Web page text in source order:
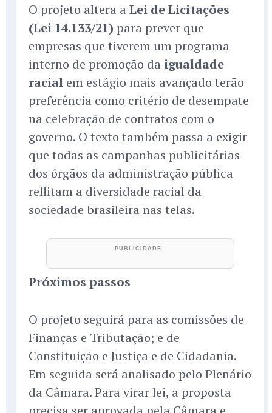
O projeto altera a Lei de Licitações
(Lei 14.133/21) para prever que
empresas que tiverem um programa
interno de promoção da igualdade
racial em estágio mais avançado terão
preferência como critério de desempate
na celebração de contratos com o
governo. O texto também passa a exigir
que todas as campanhas publicitárias
dos órgãos da administração pública
reflitam a diversidade racial da
sociedade brasileira nas telas.
Próximos passos
O projeto seguirá para as comissões de
Finanças e Tributação; e de
Constituição e Justiça e de Cidadania.
Em seguida será analisado pelo Plenário
da Câmara. Para virar lei, a proposta